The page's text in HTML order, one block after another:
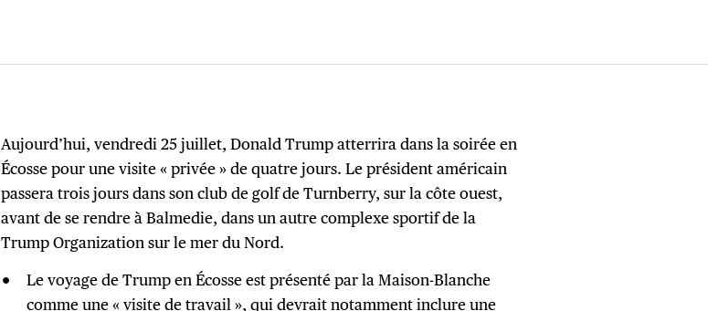
Aujourd’hui, vendredi 25 juillet, Donald Trump atterrira dans la soirée en
Écosse pour une visite « privée » de quatre jours. Le président américain
passera trois jours dans son club de golf de Turnberry, sur la côte ouest,
avant de se rendre à Balmedie, dans un autre complexe sportif de la
Trump Organization sur le mer du Nord.
Le voyage de Trump en Écosse est présenté par la Maison-Blanche
comme une « visite de travail », qui devrait notamment inclure une